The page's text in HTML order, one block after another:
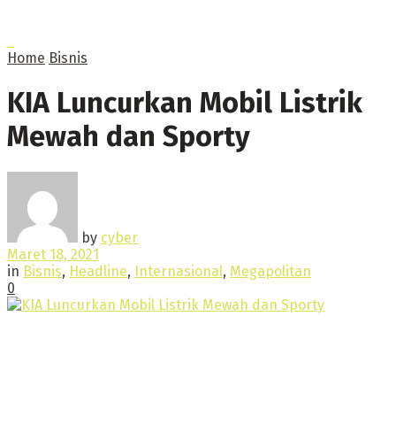
Home Bisnis
KIA Luncurkan Mobil Listrik
Mewah dan Sporty
by cyber
Maret 18, 2021
in Bisnis, Headline, Internasional, Megapolitan
0